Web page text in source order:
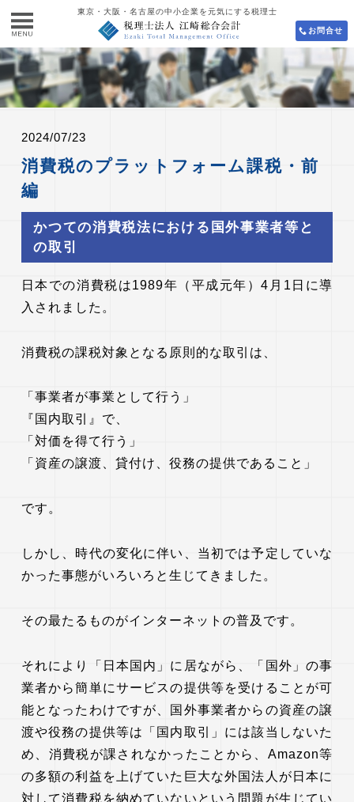
東京・大阪・名古屋の中小企業を元気にする税理士
お問合せ
2024/07/23
消費税のプラットフォーム課税・前
編
かつての消費税法における国外事業者等と
の取引
日本での消費税は1989年（平成元年）4月1日に導
入されました。
消費税の課税対象となる原則的な取引は、
「事業者が事業として行う」
『国内取引』で、
「対価を得て行う」
「資産の譲渡、貸付け、役務の提供であること」
です。
しかし、時代の変化に伴い、当初では予定していな
かった事態がいろいろと生じてきました。
その最たるものがインターネットの普及です。
それにより「日本国内」に居ながら、「国外」の事
業者から簡単にサービスの提供等を受けることが可
能となったわけですが、国外事業者からの資産の譲
渡や役務の提供等は「国内取引」には該当しないた
め、消費税が課されなかったことから、Amazon等
の多額の利益を上げていた巨大な外国法人が日本に
対して消費税を納めていないという問題が生じてい